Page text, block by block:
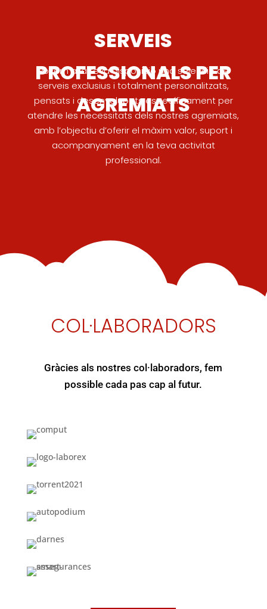
SERVEIS
PROFESSIONALS PER
AGREMIATS
Posem a la teva disposició una selecció de
serveis exclusius i totalment personalitzats,
pensats i desenvolupats específicament per
atendre les necessitats dels nostres agremiats,
amb l’objectiu d’oferir el màxim valor, suport i
acompanyament en la teva activitat
professional.
COL·LABORADORS
Gràcies als nostres col·laboradors, fem
possible cada pas cap al futur.